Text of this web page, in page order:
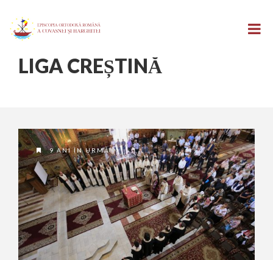
LIGA CREȘTINĂ
9 ANI ÎN URMĂ